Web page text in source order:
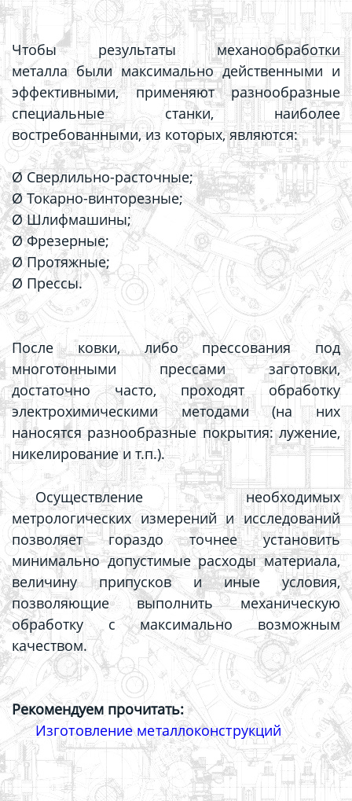
Чтобы результаты механообработки
металла были максимально действенными и
эффективными, применяют разнообразные
специальные станки, наиболее
востребованными, из которых, являются:
Ø Сверлильно-расточные;
Ø Токарно-винторезные;
Ø Шлифмашины;
Ø Фрезерные;
Ø Протяжные;
Ø Прессы.
После ковки, либо прессования под
многотонными прессами заготовки,
достаточно часто, проходят обработку
электрохимическими методами (на них
наносятся разнообразные покрытия: лужение,
никелирование и т.п.).
Осуществление необходимых
метрологических измерений и исследований
позволяет гораздо точнее установить
минимально допустимые расходы материала,
величину припусков и иные условия,
позволяющие выполнить механическую
обработку с максимально возможным
качеством.
Рекомендуем прочитать:
Изготовление металлоконструкций